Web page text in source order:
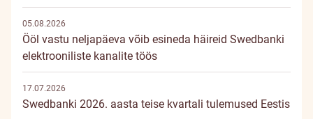
05.08.2026
Ööl vastu neljapäeva võib esineda häireid Swedbanki
elektrooniliste kanalite töös
17.07.2026
Swedbanki 2026. aasta teise kvartali tulemused Eestis